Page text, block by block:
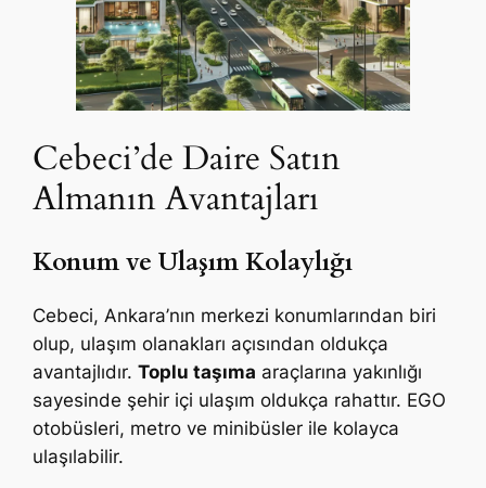
Cebeci’de Daire Satın
Almanın Avantajları
Konum ve Ulaşım Kolaylığı
Cebeci, Ankara’nın merkezi konumlarından biri
olup, ulaşım olanakları açısından oldukça
avantajlıdır.Toplu taşıma araçlarına yakınlığı
sayesinde şehir içi ulaşım oldukça rahattır. EGO
otobüsleri, metro ve minibüsler ile kolayca
ulaşılabilir.